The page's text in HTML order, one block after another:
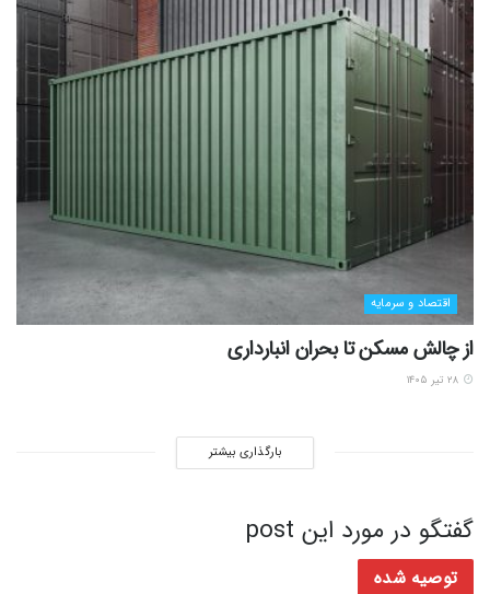
اقتصاد و سرمایه
از چالش مسکن تا بحران انبارداری
بارگذاری بیشتر
گفتگو در مورد این post
توصیه شده